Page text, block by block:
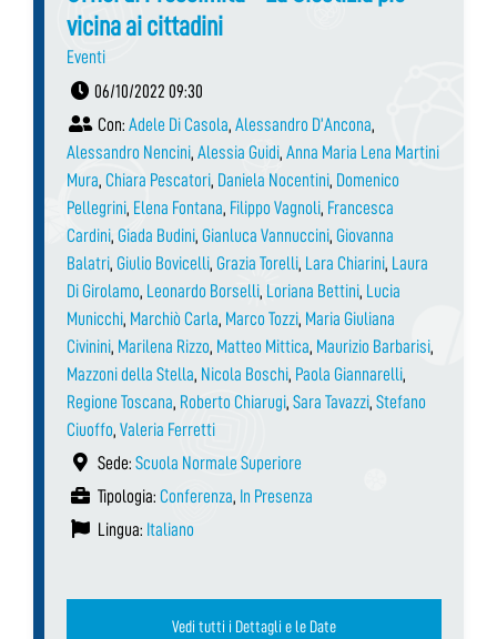
vicina ai cittadini
Eventi
06/10/2022 09:30
Con: Adele Di Casola, Alessandro D’Ancona,
Alessandro Nencini, Alessia Guidi, Anna Maria Lena Martini
Mura, Chiara Pescatori, Daniela Nocentini, Domenico
Pellegrini, Elena Fontana, Filippo Vagnoli, Francesca
Cardini, Giada Budini, Gianluca Vannuccini, Giovanna
Balatri, Giulio Bovicelli, Grazia Torelli, Lara Chiarini, Laura
Di Girolamo, Leonardo Borselli, Loriana Bettini, Lucia
Municchi, Marchiò Carla, Marco Tozzi, Maria Giuliana
Civinini, Marilena Rizzo, Matteo Mittica, Maurizio Barbarisi,
Mazzoni della Stella, Nicola Boschi, Paola Giannarelli,
Regione Toscana, Roberto Chiarugi, Sara Tavazzi, Stefano
Ciuoffo, Valeria Ferretti
Sede: Scuola Normale Superiore
Tipologia: Conferenza, In Presenza
Lingua: Italiano
Vedi tutti i Dettagli e le Date